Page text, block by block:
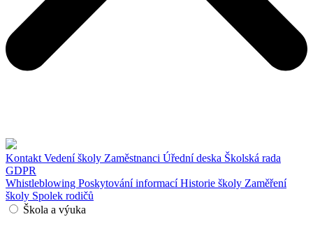
Kontakt Vedení školy Zaměstnanci Úřední deska Školská rada
GDPR
Whistleblowing Poskytování informacíHistorie školy Zaměření
školy Spolek rodičů
Škola a výuka